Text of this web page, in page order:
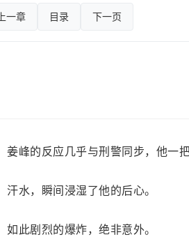
上一章 目录 下一页
姜峰的反应几乎与刑警同步，他一
汗水，瞬间浸湿了他的后心。
如此剧烈的爆炸，绝非意外。